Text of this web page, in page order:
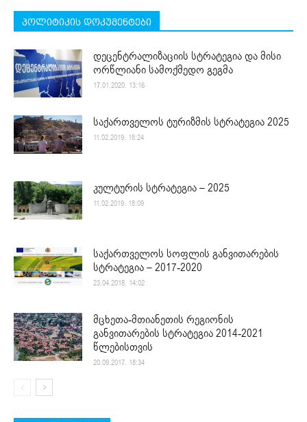
პოლიტიკის დოკუმენტები
დეცენტრალიზაციის სტრატეგია და მისი
ორწლიანი სამოქმედო გეგმა
17.01.2020. 13:16
საქართველოს ტურიზმის სტრატეგია 2025
11.02.2019. 18:24
კულტურის სტრატეგია – 2025
11.02.2019. 18:09
საქართველოს სოფლის განვითარების
სტრატეგია – 2017-2020
23.04.2018. 14:02
მცხეთა-მთიანეთის რეგიონის
განვითარების სტრატეგია 2014-2021
წლებისთვის
20.09.2017. 18:34